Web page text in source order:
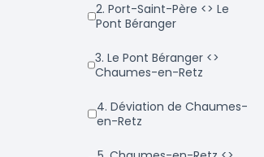
2. Port-Saint-Père <> Le
Pont Béranger
3. Le Pont Béranger <>
Chaumes-en-Retz
4. Déviation de Chaumes-
en-Retz